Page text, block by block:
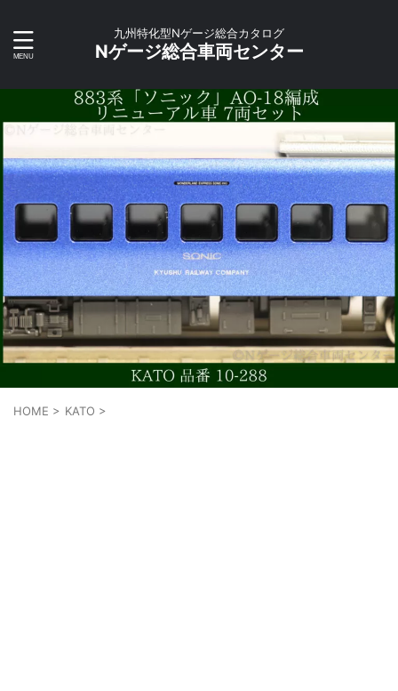
九州特化型Nゲージ総合カタログ
Nゲージ総合車両センター
HOME > KATO >